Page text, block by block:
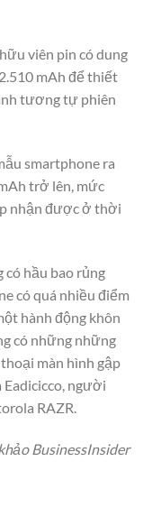
viên pin có dung
mAh để thiết
tương tự phiên
smartphone ra
trở lên, mức
nhận được ở thời
hầu bao rủng
có quá nhiều điểm
hành động khôn
có những những
màn hình gập
Eadicicco, người
RAZR.
BusinessInsider